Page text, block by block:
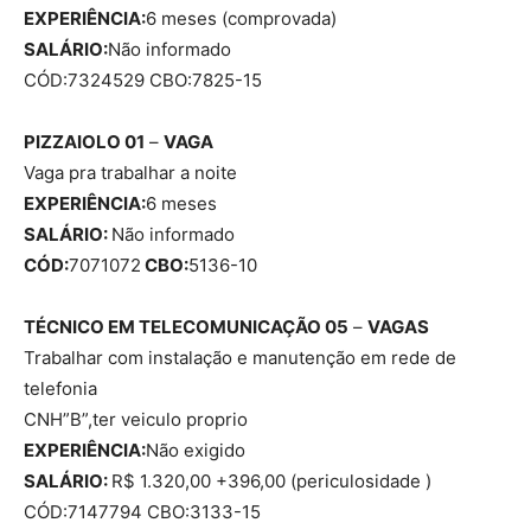
EXPERIÊNCIA:6 meses (comprovada)
SALÁRIO:Não informado
CÓD:7324529 CBO:7825-15
PIZZAIOLO 01 – VAGA
Vaga pra trabalhar a noite
EXPERIÊNCIA:6 meses
SALÁRIO: Não informado
CÓD:7071072 CBO:5136-10
TÉCNICO EM TELECOMUNICAÇÃO 05 – VAGAS
Trabalhar com instalação e manutenção em rede de
telefonia
CNH”B”,ter veiculo proprio
EXPERIÊNCIA:Não exigido
SALÁRIO: R$ 1.320,00 +396,00 (periculosidade )
CÓD:7147794 CBO:3133-15